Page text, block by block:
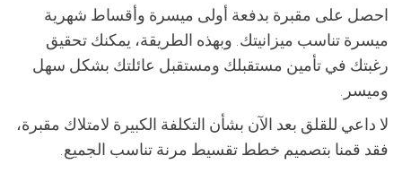
احصل على مقبرة بدفعة أولى ميسرة وأقساط شهرية
ميسرة تناسب ميزانيتك. وبهذه الطريقة، يمكنك تحقيق
رغبتك في تأمين مستقبلك ومستقبل عائلتك بشكل سهل
وميسر.
لا داعي للقلق بعد الآن بشأن التكلفة الكبيرة لامتلاك مقبرة،
فقد قمنا بتصميم خطط تقسيط مرنة تناسب الجميع.